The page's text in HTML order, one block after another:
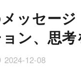
ッセー
ン、思
2024-12-08